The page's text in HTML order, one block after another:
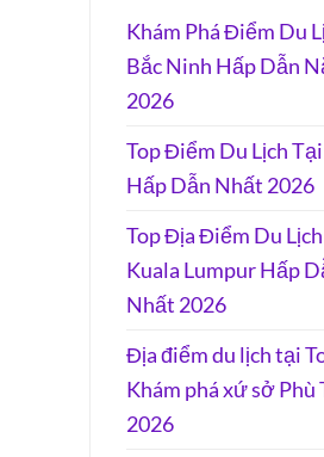
Khám Phá Điểm Du
Bắc Ninh Hấp Dẫn
2026
Top Điểm Du Lịch
Hấp Dẫn Nhất 2026
Top Địa Điểm Du
Kuala Lumpur Hấp
Nhất 2026
Địa điểm du lịch tại
Khám phá xứ sở Phù
2026